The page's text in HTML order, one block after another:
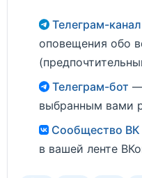
Телеграм-канал
оповещения обо
Телеграм-бот —
выбранным вами
Сообщество ВК
в вашей ленте